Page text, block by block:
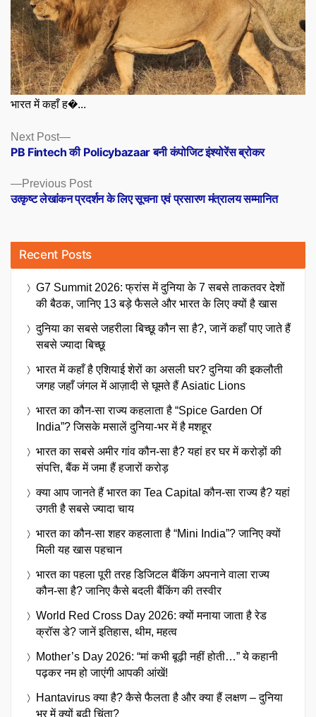
भारत में कहाँ ह�...
Posts
navigation
Previous PostPrevious
post:
उत्कृष्ट लेखांकन प्रदर्शन के लिए सूचना एवं प्रसारण मंत्रालय सम्मानित
Next Post
Next
post:
PB Fintech की Policybazaar बनी कंपोजिट इंश्योरेंस ब्रोकर
Recent Posts
G7 Summit 2026: फ्रांस में दुनिया के 7 सबसे ताकतवर देशों
की बैठक, जानिए 13 बड़े फैसले और भारत के लिए क्यों है खास
दुनिया का सबसे जहरीला बिच्छू कौन सा है?, जानें कहाँ पाए जाते हैं
सबसे ज्यादा बिच्छू
भारत में कहाँ है एशियाई शेरों का असली घर? दुनिया की इकलौती
जगह जहाँ जंगल में आज़ादी से घूमते हैं Asiatic Lions
भारत का कौन-सा राज्य कहलाता है “Spice Garden Of
India”? जिसके मसालें दुनिया-भर में है मशहूर
भारत का सबसे अमीर गांव कौन-सा है? यहां हर घर में करोड़ों की
संपत्ति, बैंक में जमा हैं हजारों करोड़
क्या आप जानते हैं भारत का Tea Capital कौन-सा राज्य है? यहां
उगती है सबसे ज्यादा चाय
भारत का कौन-सा शहर कहलाता है “Mini India”? जानिए क्यों
मिली यह खास पहचान
भारत का पहला पूरी तरह डिजिटल बैंकिंग अपनाने वाला राज्य
कौन-सा है? जानिए कैसे बदली बैंकिंग की तस्वीर
World Red Cross Day 2026: क्यों मनाया जाता है रेड
क्रॉस डे? जानें इतिहास, थीम, महत्व
Mother’s Day 2026: “मां कभी बूढ़ी नहीं होती…” ये कहानी
पढ़कर नम हो जाएंगी आपकी आंखें!
Hantavirus क्या है? कैसे फैलता है और क्या हैं लक्षण – दुनिया
भर में क्यों बढ़ी चिंता?